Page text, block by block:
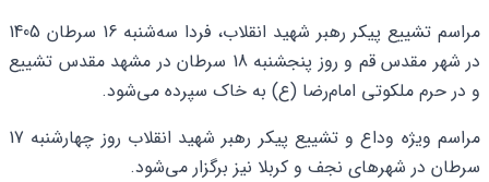
مراسم تشییع پیکر رهبر شهید انقلاب، فردا سه‌شنبه 16 سرطان 1405
در شهر مقدس قم و روز پنجشنبه 18 سرطان در مشهد مقدس تشییع
و در حرم ملکوتی امام‌رضا (ع) به خاک سپرده می‌شود.
مراسم ویژه وداع و تشییع پیکر رهبر شهید انقلاب روز چهارشنبه 17
سرطان در شهرهای نجف و کربلا نیز برگزار می‌شود.